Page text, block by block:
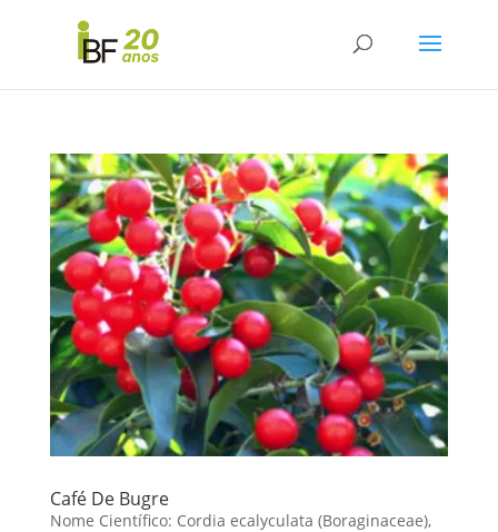
Café De Bugre
Nome Científico: Cordia ecalyculata (Boraginaceae),